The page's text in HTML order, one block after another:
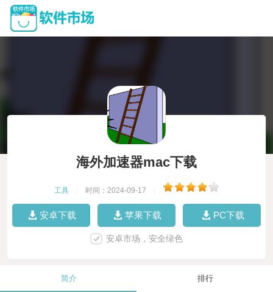
海外加速器mac下载
工具 时间：2024-09-17
安卓下载 苹果下载 PC下载
安卓市场，安全绿色
简介 排行